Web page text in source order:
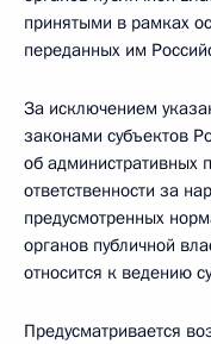
принятыми в рамках
переданных им
За исключением
законами субъектов
об административных
ответственности за
предусмотренных
органов публичной
относится к ведению
Предусматривается